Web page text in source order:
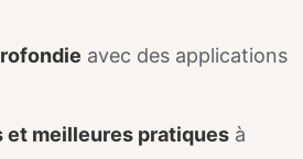
avec des applications
et meilleures pratiques à